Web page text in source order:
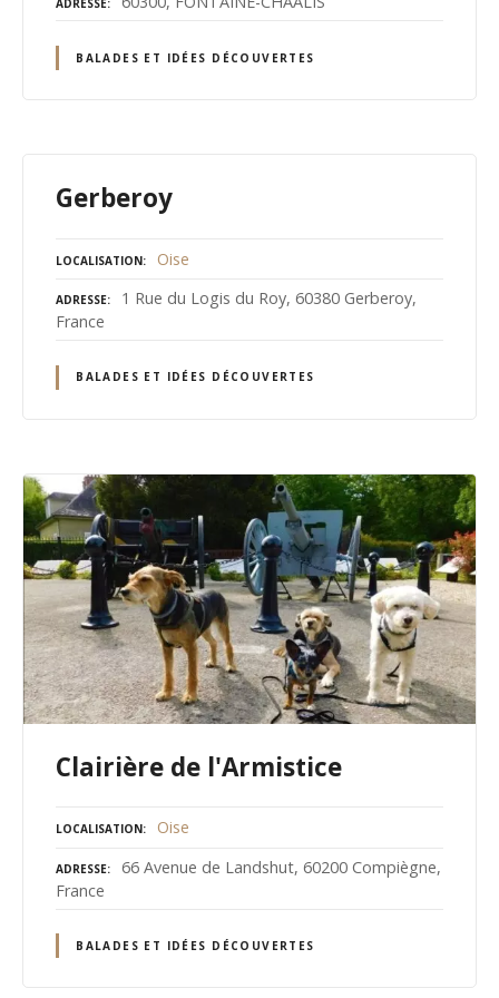
ADRESSE
BALADES ET IDÉES DÉCOUVERTES
Gerberoy
LOCALISATION Oise
ADRESSE
1 Rue du Logis du Roy, 60380 Gerberoy,
France
BALADES ET IDÉES DÉCOUVERTES
Clairière de l'Armistice
LOCALISATION Oise
ADRESSE
66 Avenue de Landshut, 60200 Compiègne,
France
BALADES ET IDÉES DÉCOUVERTES